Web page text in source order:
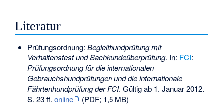
Literatur
Prüfungsordnung: Begleithundprüfung mit
Verhaltenstest und Sachkundeüberprüfung. In: FCI:
Prüfungsordnung für die internationalen
Gebrauchshundprüfungen und die internationale
Fährtenhundprüfung der FCI. Gültig ab 1. Januar 2012.
S. 23 ff. online (PDF; 1,5 MB)